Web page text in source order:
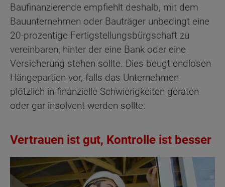
Baufinanzierende empfiehlt deshalb, mit dem
Bauunternehmen oder Bauträger unbedingt eine
20-prozentige Fertigstellungsbürgschaft zu
vereinbaren, hinter der eine Bank oder eine
Versicherung stehen sollte. Dies beugt endlosen
Hängepartien vor, falls das Unternehmen
plötzlich in finanzielle Schwierigkeiten geraten
oder gar insolvent werden sollte.
Vertrauen ist gut, Kontrolle ist besser